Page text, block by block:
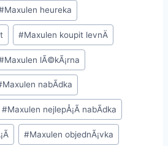
Maxulen heureka
#Maxulen koupit levnÄ
Maxulen lÃ©kÃ¡rna
Maxulen nabÃ­dka
#Maxulen nejlepÅ¡Ã­ nabÃ­dka
#Maxulen objednÃ¡vka